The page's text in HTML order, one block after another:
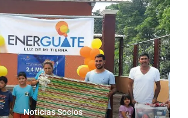
Noticias Socios